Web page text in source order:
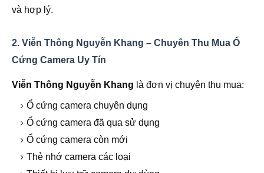
và hợp lý.
2. Viễn Thông Nguyễn Khang – Chuyên Thu Mua Ổ
Cứng Camera Uy Tín
Viễn Thông Nguyễn Khang là đơn vị chuyên thu mua:
Ổ cứng camera chuyên dụng
Ổ cứng camera đã qua sử dụng
Ổ cứng camera còn mới
Thẻ nhớ camera các loại